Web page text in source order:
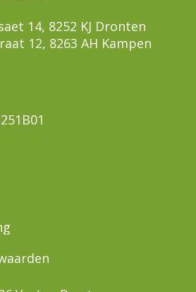
14, 8252 KJ Dronten
12, 8263 AH Kampen